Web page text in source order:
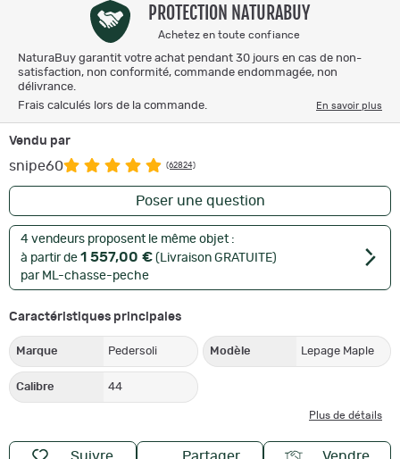
PROTECTION NATURABUY
Achetez en toute confiance
NaturaBuy garantit votre achat pendant 30 jours en cas de non-
satisfaction, non conformité, commande endommagée, non
délivrance.
Frais calculés lors de la commande.
En savoir plus
Vendu par
snipe60 (62824)
Poser une question
4 vendeurs proposent le même objet :
à partir de 1 557,00 € (Livraison GRATUITE)
par ML-chasse-peche
Caractéristiques principales
Marque Pedersoli Modèle Lepage Maple
Calibre 44
Plus de détails
Suivre Partager Vendre